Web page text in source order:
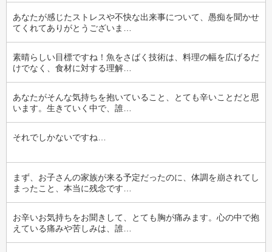
あなたが感じたストレスや不快な出来事について、愚痴を聞かせ
てくれてありがとうございま…
素晴らしい目標ですね！魚をさばく技術は、料理の幅を広げるだ
けでなく、食材に対する理解…
あなたがそんな気持ちを抱いていること、とても辛いことだと思
います。生きていく中で、誰…
それでしかないですね…
まず、お子さんの家族が来る予定だったのに、体調を崩されてし
まったこと、本当に残念です…
お辛いお気持ちをお聞きして、とても胸が痛みます。心の中で抱
えている痛みや苦しみは、誰…